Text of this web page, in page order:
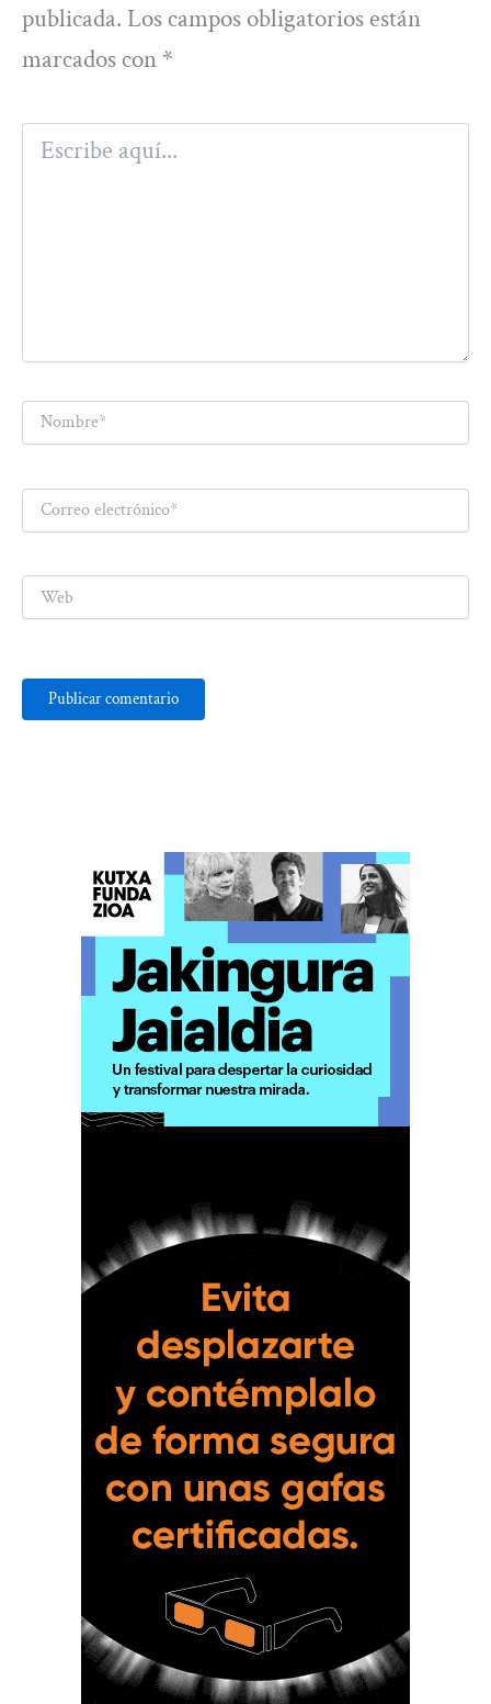
publicada. Los campos obligatorios están
marcados con *
aquí...
Nombre*
Correo
electrónico*